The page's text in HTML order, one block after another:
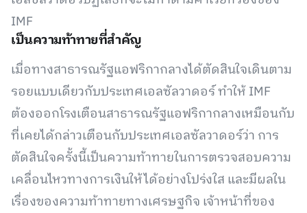
IMF
เป็นความท้าทายที่สำคัญ
เมื่อทางสาธารณรัฐแอฟริกากลางได้ตัดสินใจเดินตาม
รอยแบบเดียวกับประเทศเอลซัลวาดอร์ ทำให้ IMF
ต้องออกโรงเตือนสาธารณรัฐแอฟริกากลางเหมือนกับ
ที่เคยได้กล่าวเตือนกับประเทศเอลซัลวาดอร์ว่า การ
ตัดสินใจครั้งนี้เป็นความท้าทายในการตรวจสอบความ
เคลื่อนไหวทางการเงินให้ได้อย่างโปร่งใส และมีผลใน
เรื่องของความท้าทายทางเศรษฐกิจ เจ้าหน้าที่ของ